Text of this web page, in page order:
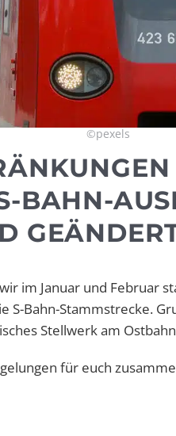
©pexels
BAHN-
im Januar und Februar
S-Bahn-Stammstrecke.
Stellwerk am
für euch